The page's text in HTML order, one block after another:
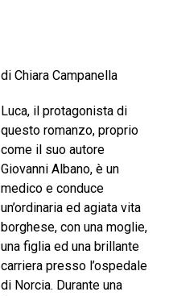
di Chiara Campanella
Luca, il protagonista di
questo romanzo, proprio
come il suo autore
Giovanni Albano, è un
medico e conduce
un’ordinaria ed agiata vita
borghese, con una moglie,
una figlia ed una brillante
carriera presso l’ospedale
di Norcia. Durante una